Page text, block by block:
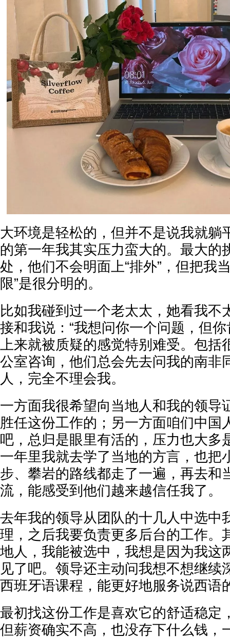
大环境是轻松的，但并不是说我就躺
的第一年我其实压力蛮大的。最大的
处，他们不会明面上“排外”，但把我
限”是很分明的。
比如我碰到过一个老太太，她看我不
接和我说：“我想问你一个问题，但
上来就被质疑的感觉特别难受。包括
公室咨询，他们总会先去问我的南
人，完全不理会我。
一方面我很希望向当地人和我的领导
胜任这份工作的；另一方面咱们中国
吧，总归是眼里有活的，压力也大多
一年里我就去学了当地的方言，也把
步、攀岩的路线都走了一遍，再去和
流，能感受到他们越来越信任我了。
去年我的领导从团队的十几人中选中
理，之后我要负责更多后台的工作。
地人，我能被选中，我想是因为我这
见了吧。领导还主动问我想不想继续
西班牙语课程，能更好地服务说西语
最初找这份工作是喜欢它的舒适稳定
但薪资确实不高，也没存下什么钱，